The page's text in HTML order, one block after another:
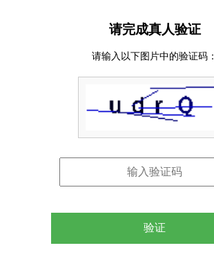
请完成真人验证
请输入以下图片中的验证码：
验证